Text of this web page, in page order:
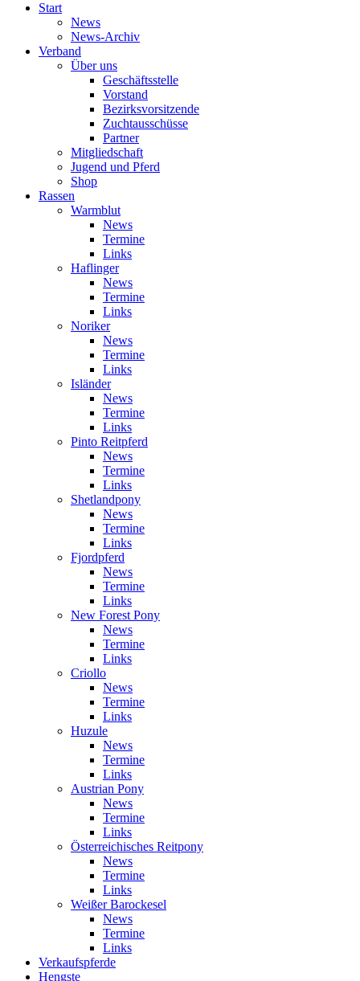
Start
News
News-Archiv
Verband
Über uns
Geschäftsstelle
Vorstand
Bezirksvorsitzende
Zuchtausschüsse
Partner
Mitgliedschaft
Jugend und Pferd
Shop
Rassen
Warmblut
News
Termine
Links
Haflinger
News
Termine
Links
Noriker
News
Termine
Links
Isländer
News
Termine
Links
Pinto Reitpferd
News
Termine
Links
Shetlandpony
News
Termine
Links
Fjordpferd
News
Termine
Links
New Forest Pony
News
Termine
Links
Criollo
News
Termine
Links
Huzule
News
Termine
Links
Austrian Pony
News
Termine
Links
Österreichisches Reitpony
News
Termine
Links
Weißer Barockesel
News
Termine
Links
Verkaufspferde
Hengste